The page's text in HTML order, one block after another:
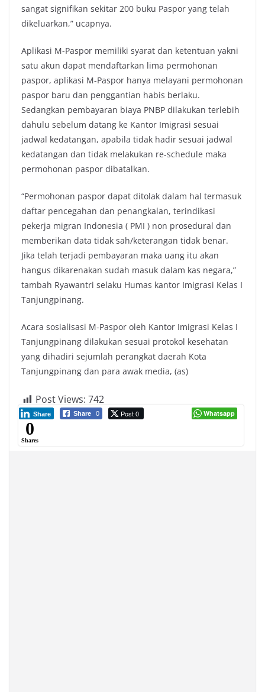
sangat signifikan sekitar 200 buku Paspor yang telah
dikeluarkan,” ucapnya.
Aplikasi M-Paspor memiliki syarat dan ketentuan yakni
satu akun dapat mendaftarkan lima permohonan
paspor, aplikasi M-Paspor hanya melayani permohonan
paspor baru dan penggantian habis berlaku.
Sedangkan pembayaran biaya PNBP dilakukan terlebih
dahulu sebelum datang ke Kantor Imigrasi sesuai
jadwal kedatangan, apabila tidak hadir sesuai jadwal
kedatangan dan tidak melakukan re-schedule maka
permohonan paspor dibatalkan.
“Permohonan paspor dapat ditolak dalam hal termasuk
daftar pencegahan dan penangkalan, terindikasi
pekerja migran Indonesia ( PMI ) non prosedural dan
memberikan data tidak sah/keterangan tidak benar.
Jika telah terjadi pembayaran maka uang itu akan
hangus dikarenakan sudah masuk dalam kas negara,”
tambah Ryawantri selaku Humas kantor Imigrasi Kelas I
Tanjungpinang.
Acara sosialisasi M-Paspor oleh Kantor Imigrasi Kelas I
Tanjungpinang dilakukan sesuai protokol kesehatan
yang dihadiri sejumlah perangkat daerah Kota
Tanjungpinang dan para awak media, (as)
Post Views: 742
Share 0 Post 0
Share Whatsapp
0
Shares